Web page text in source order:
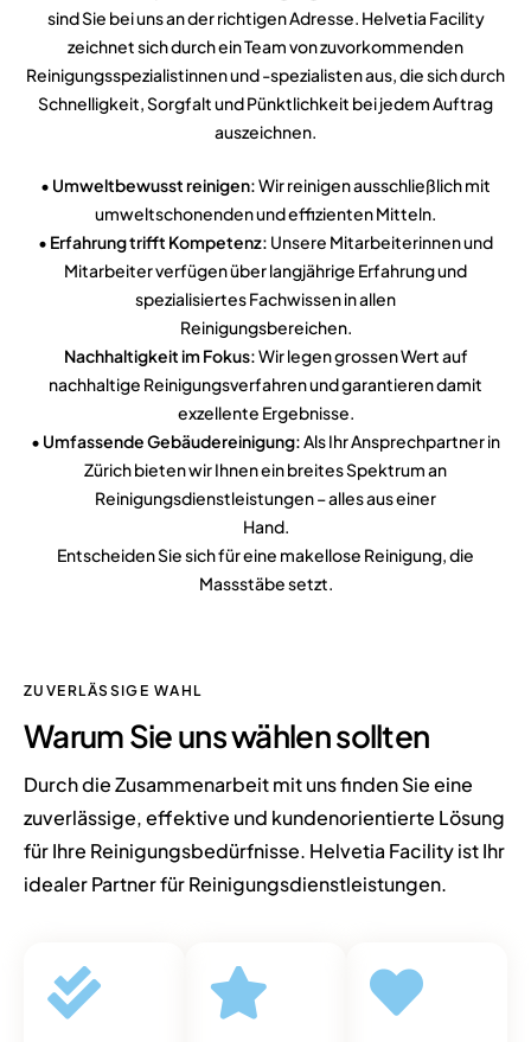
sind Sie bei uns an der richtigen Adresse. Helvetia Facility
zeichnet sich durch ein Team von zuvorkommenden
Reinigungsspezialistinnen und -spezialisten aus, die sich durch
Schnelligkeit, Sorgfalt und Pünktlichkeit bei jedem Auftrag
auszeichnen.
• Umweltbewusst reinigen:Wir reinigen ausschließlich mit
umweltschonendenund effizienten Mitteln.
• Erfahrung trifft Kompetenz: Unsere Mitarbeiterinnen und
Mitarbeiter verfügenüber langjährige Erfahrung und
spezialisiertes Fachwissen in allen
Reinigungsbereichen.
Nachhaltigkeit im Fokus:Wir legen grossen Wert auf
nachhaltige Reinigungsverfahren und garantieren damit
exzellente Ergebnisse.
• Umfassende Gebäudereinigung:Als Ihr Ansprechpartner in
Zürich bieten wirIhnen ein breites Spektrum an
Reinigungsdienstleistungen – alles aus einer
Hand.
Entscheiden Sie sich für eine makellose Reinigung, die
Massstäbe setzt.
ZUVERLÄSSIGE WAHL
Warum Sie unswählensollten
Durch die Zusammenarbeit mit uns finden Sie eine
zuverlässige, effektive und kundenorientierte Lösung
für Ihre Reinigungsbedürfnisse. Helvetia Facility ist Ihr
idealer Partner für Reinigungsdienstleistungen.